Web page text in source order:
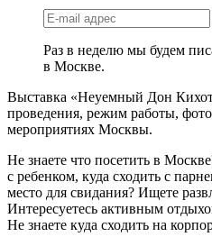
Раз в неделю мы будем
в Москве.
Выставка «Неуемный Дон
проведения, режим работы,
мероприятиях Москвы.
Не знаете что посетить в
с ребенком, куда сходить с
место для свидания? Ищете
Интересуетесь активным
Не знаете куда сходить на